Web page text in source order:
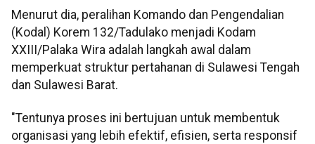
Menurut dia, peralihan Komando dan Pengendalian
(Kodal) Korem 132/Tadulako menjadi Kodam
XXIII/Palaka Wira adalah langkah awal dalam
memperkuat struktur pertahanan di Sulawesi Tengah
dan Sulawesi Barat.
"Tentunya proses ini bertujuan untuk membentuk
organisasi yang lebih efektif, efisien, serta responsif